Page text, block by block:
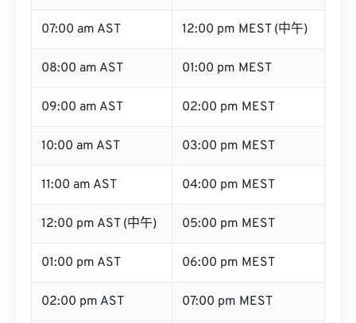
07:00 am AST 12:00 pm MEST (中午)
08:00 am AST 01:00 pm MEST
09:00 am AST 02:00 pm MEST
10:00 am AST 03:00 pm MEST
11:00 am AST 04:00 pm MEST
12:00 pm AST (中午) 05:00 pm MEST
01:00 pm AST 06:00 pm MEST
02:00 pm AST 07:00 pm MEST